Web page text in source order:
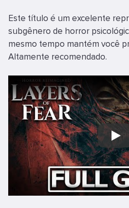
Este título é um excelente
subgênero de horror
mesmo tempo mantém você
Altamente recomendado.
Play